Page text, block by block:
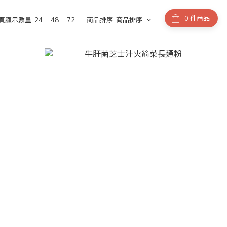
件商品
顯示數量: 24 48 72 商品排序: 商品排序